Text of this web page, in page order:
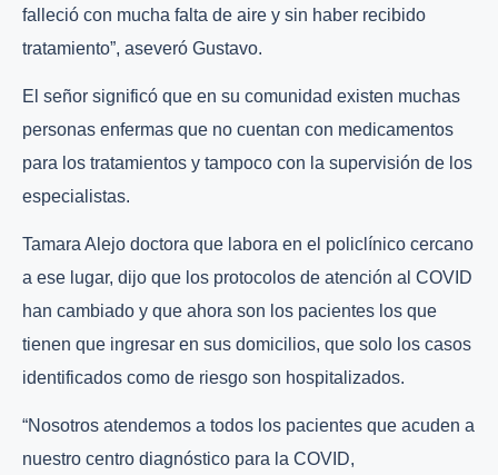
falleció con mucha falta de aire y sin haber recibido
tratamiento”, aseveró Gustavo.
El señor significó que en su comunidad existen muchas
personas enfermas que no cuentan con medicamentos
para los tratamientos y tampoco con la supervisión de los
especialistas.
Tamara Alejo doctora que labora en el policlínico cercano
a ese lugar, dijo que los protocolos de atención al COVID
han cambiado y que ahora son los pacientes los que
tienen que ingresar en sus domicilios, que solo los casos
identificados como de riesgo son hospitalizados.
“Nosotros atendemos a todos los pacientes que acuden a
nuestro centro diagnóstico para la COVID,